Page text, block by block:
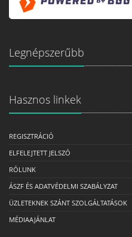
Legnépszerűbb
Hasznos linkek
REGISZTRÁCIÓ
ELFELEJTETT JELSZÓ
RÓLUNK
ÁSZF ÉS ADATVÉDELMI SZABÁLYZAT
ÜZLETEKNEK SZÁNT SZOLGÁLTATÁSOK
MÉDIAAJÁNLAT